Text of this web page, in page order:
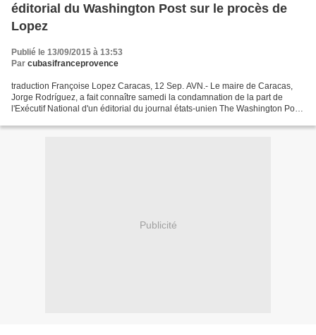
éditorial du Washington Post sur le procès de
Lopez
Publié le 13/09/2015 à 13:53
Par cubasifranceprovence
traduction Françoise Lopez Caracas, 12 Sep. AVN.- Le maire de Caracas,
Jorge Rodríguez, a fait connaître samedi la condamnation de la part de
l'Exécutif National d'un éditorial du journal états-unien The Washington Post
Publicité